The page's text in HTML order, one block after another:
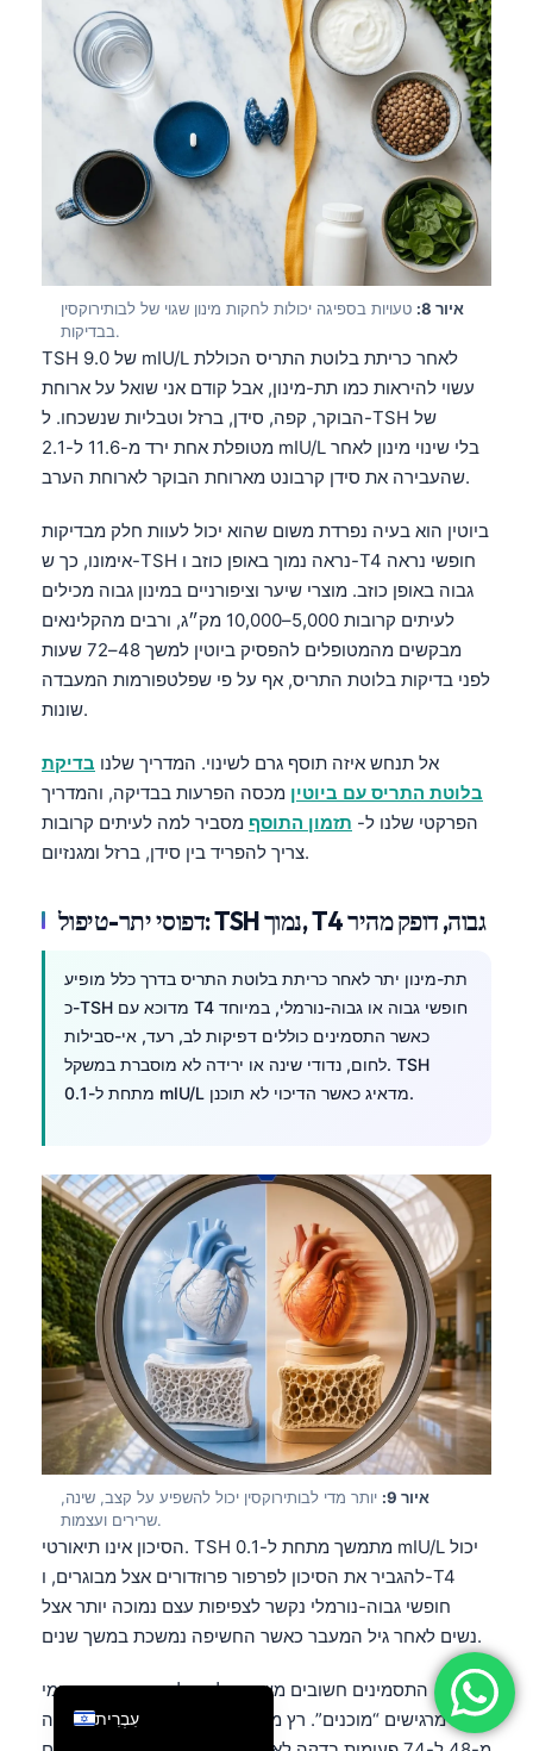
איור 8:
טעויות בספיגה יכולות לחקות מינון שגוי של לבותירוקסין
בבדיקות.
TSH של 9.0 mIU/L לאחר כריתת בלוטת התריס הכוללת
עשוי להיראות כמו תת-מינון, אבל קודם אני שואל על ארוחת
הבוקר, קפה, סידן, ברזל וטבליות שנשכחו. ל-TSH של
מטופלת אחת ירד מ-11.6 ל-2.1 mIU/L בלי שינוי מינון לאחר
שהעבירה את סידן קרבונט מארוחת הבוקר לארוחת הערב.
ביוטין הוא בעיה נפרדת משום שהוא יכול לעוות חלק מבדיקות
אימונו, כך ש-TSH נראה נמוך באופן כוזב ו-T4 חופשי נראה
גבוה באופן כוזב. מוצרי שיער וציפורניים במינון גבוה מכילים
לעיתים קרובות 5,000–10,000 מק״ג, ורבים מהקלינאים
מבקשים מהמטופלים להפסיק ביוטין למשך 48–72 שעות
לפני בדיקות בלוטת התריס, אף על פי שפלטפורמות המעבדה
שונות.
אל תנחש איזה תוסף גרם לשינוי. המדריך שלנו בדיקת
בלוטת התריס עם ביוטין מכסה הפרעות בבדיקה, והמדריך
הפרקטי שלנו ל- תזמון התוסף מסביר למה לעיתים קרובות
צריך להפריד בין סידן, ברזל ומגנזיום.
דפוסי יתר-טיפול: TSH נמוך, T4 גבוה, דופק מהיר
תת-מינון יתר לאחר כריתת בלוטת התריס בדרך כלל מופיע
כ-TSH מדוכא עם T4 חופשי גבוה או גבוה-נורמלי, במיוחד
כאשר התסמינים כוללים דפיקות לב, רעד, אי-סבילות
לחום, נדודי שינה או ירידה לא מוסברת במשקל. TSH
מתחת ל-0.1 mIU/L מדאיג כאשר הדיכוי לא תוכנן.
איור 9:
יותר מדי לבותירוקסין יכול להשפיע על קצב, שינה,
שרירים ועצמות.
הסיכון אינו תיאורטי. TSH מתמשך מתחת ל-0.1 mIU/L יכול
להגביר את הסיכון לפרפור פרוזדורים אצל מבוגרים, ו-T4
חופשי גבוה-נורמלי נקשר לצפיפות עצם נמוכה יותר אצל
נשים לאחר גיל המעבר כאשר החשיפה נמשכת במשך שנים.
התסמינים חשובים משום שלא כולם עם עודף ביוכימי
מרגישים “מוכנים”. רץ מרתון שהדופק במנוחה שלו עלה
עִבְרִית
Deutsch
العربية
Français
Italiano
Português
Ελληνικά
Türkçe
Română
简体中文
فارسی
Български
हिन्दी
Bahasa Indonesia
Հայերեն
Íslenska
Српски језик
Bosanski
Azərbaycan dili
Eesti
ქართული
Русский
Polski
Slovenščina
Magyar
Shqip
বাংলা
اردو
मराठी
తెలుగు
ગુજરાતી
മലയാളം
Bahasa Melayu